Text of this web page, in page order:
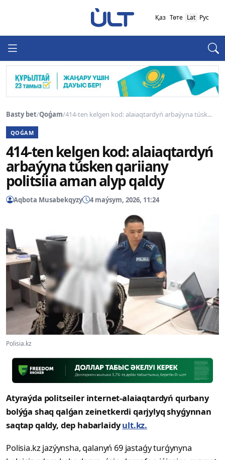
Қаз Төте Lat Рус
Basty bet/Qoǵam/414-ten kelgen kod: alaiaqtardyń arbaýyna túsk...
QOǴAM
414-ten kelgen kod: alaiaqtardyń
arbaýyna túsken qariiany
politsiia aman alyp qaldy
Aqbota Musabekqyzy 4 maýsym, 2026, 11:24
Polisia.kz
Atyraýda politseiler internet-alaiaqtardyń qurbany
bolýǵa shaq qalǵan zeinetkerdi qarjylyq shyǵynnan
saqtap qaldy, dep habarlaidyult.kz.
Polisia.kz jazýynsha, qalanyń 69 jastaǵy turǵynyna